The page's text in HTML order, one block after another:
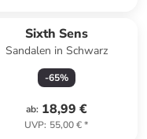
Sixth Sens
Sandalen in Schwarz
-65%
ab: 18,99 €
UVP: 55,00 €*